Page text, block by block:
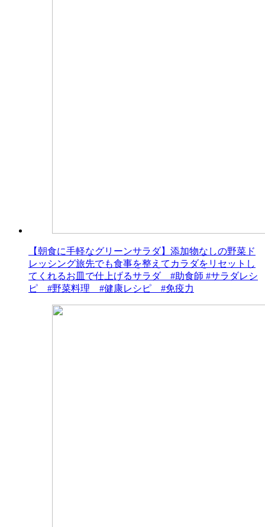
【朝食に手軽なグリーンサラダ】添加物なしの野菜ド
レッシング旅先でも食事を整えてカラダをリセットし
てくれるお皿で仕上げるサラダ #助食師 #サラダレシ
ピ #野菜料理 #健康レシピ #免疫力